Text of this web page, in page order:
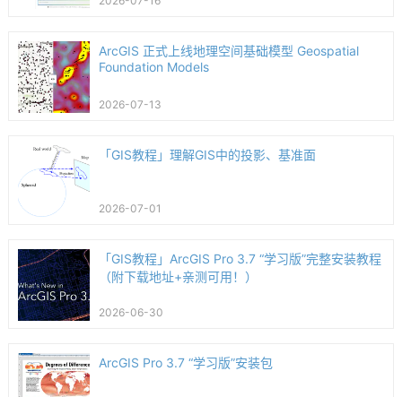
ArcGIS 正式上线地理空间基础模型 Geospatial
Foundation Models
2026-07-13
「GIS教程」理解GIS中的投影、基准面
2026-07-01
「GIS教程」ArcGIS Pro 3.7 “学习版”完整安装教程
（附下载地址+亲测可用！）
2026-06-30
ArcGIS Pro 3.7 “学习版”安装包